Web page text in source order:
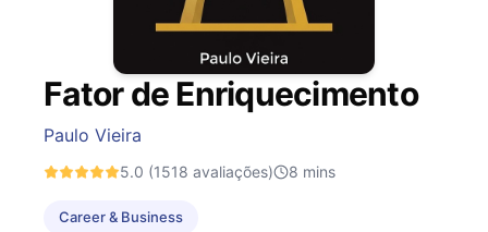
Fator de Enriquecimento
Paulo Vieira
5.0 (1518 avaliações) 8 mins
Career & Business